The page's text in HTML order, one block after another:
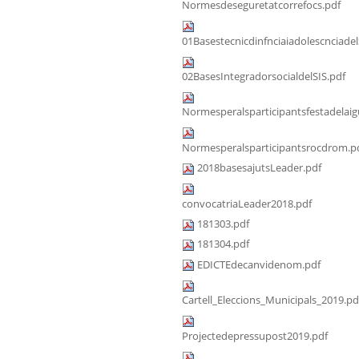
Normesdeseguretatcorrefocs.pdf
02BasesIntegradorsocialdelSIS.pdf
2018basesajutsLeader.pdf
convocatriaLeader2018.pdf
181303.pdf
181304.pdf
EDICTEdecanvidenom.pdf
Projectedepressupost2019.pdf